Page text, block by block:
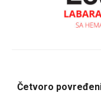
Četvoro